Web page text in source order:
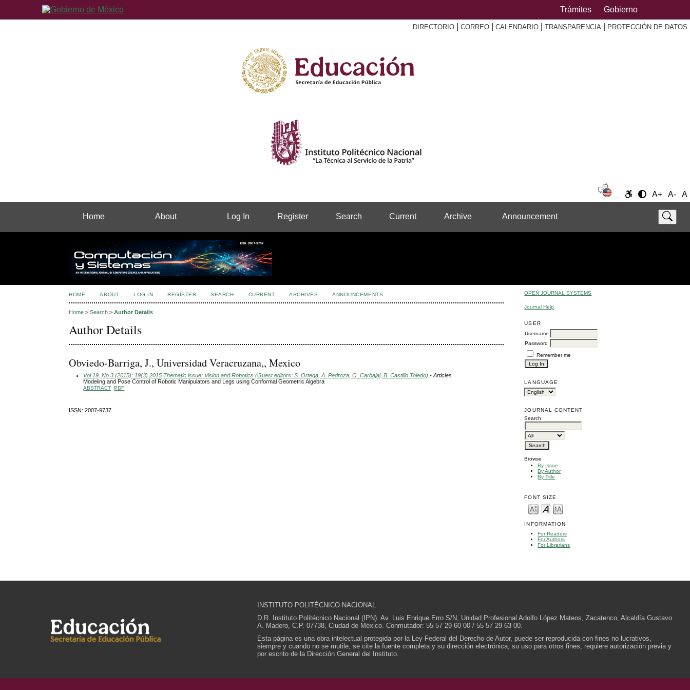
Trámites Gobierno
DIRECTORIO CORREO CALENDARIO TRANSPARENCIA PROTECCIÓN DE DATOS
A+ A- A
Home About Log In Register Search Current Archive Announcement
OPEN JOURNAL SYSTEMS
Journal Help
USER
Username
Password
Remember me
LANGUAGE
JOURNAL CONTENT
Search
Browse
By Issue
By Author
By Title
FONT SIZE
INFORMATION
For Readers
For Authors
For Librarians
HOME ABOUT LOG IN REGISTER SEARCH CURRENT ARCHIVES ANNOUNCEMENTS
Home >Search >Author Details
Author Details
Obviedo-Barriga, J., Universidad Veracruzana,, Mexico
Vol 19, No 3 (2015): 19(3) 2015 Thematic issue: Vision and Robotics (Guest editors: S. Ortega, A. Pedroza, O. Carbajal, B. Castillo Toledo) - Articles
Modeling and Pose Control of Robotic Manipulators and Legs using Conformal Geometric Algebra
ABSTRACT PDF
ISSN: 2007-9737
INSTITUTO POLITÉCNICO NACIONAL
D.R. Instituto Politécnico Nacional (IPN). Av. Luis Enrique Erro S/N, Unidad Profesional Adolfo López Mateos, Zacatenco, Alcaldía Gustavo
A. Madero, C.P. 07738, Ciudad de México. Conmutador: 55 57 29 60 00 / 55 57 29 63 00.
Esta página es una obra intelectual protegida por la Ley Federal del Derecho de Autor, puede ser reproducida con fines no lucrativos,
siempre y cuando no se mutile, se cite la fuente completa y su dirección electrónica; su uso para otros fines, requiere autorización previa y
por escrito de la Dirección General del Instituto.